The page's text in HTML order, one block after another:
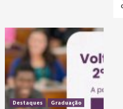
Destaques Graduação